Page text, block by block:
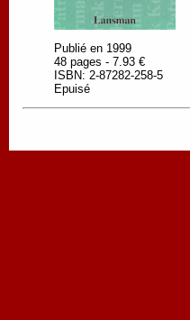
Publié en 1999
48 pages - 7.93 €
ISBN: 2-87282-258-5
Epuisé